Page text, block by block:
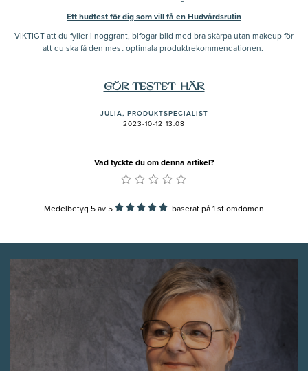
Ett hudtest för dig som vill få en Hudvårdsrutin
VIKTIGT att du fyller i noggrant, bifogar bild med bra skärpa utan makeup för
att du ska få den mest optimala produktrekommendationen.
GÖR TESTET HÄR
JULIA, PRODUKTSPECIALIST
2023-10-12 13:08
Vad tyckte du om denna artikel?
Medelbetyg 5 av 5 baserat på 1 st omdömen